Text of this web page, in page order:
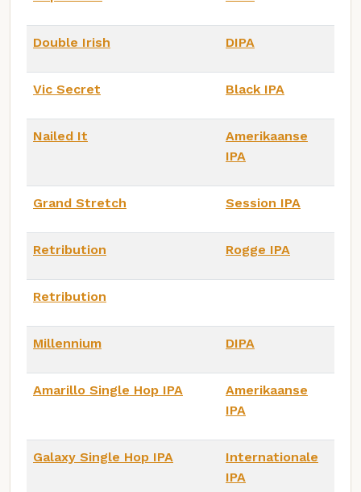
Double Irish DIPA
Vic Secret Black IPA
Nailed It
Amerikaanse
IPA
Grand Stretch Session IPA
Retribution Rogge IPA
Retribution
Millennium DIPA
Amarillo Single Hop IPA
Amerikaanse
IPA
Galaxy Single Hop IPA
Internationale
IPA